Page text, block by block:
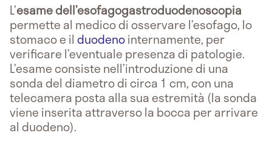
L’esamedell’esofagogastroduodenoscopia
permette al medico di osservare l’esofago, lo
stomaco e il duodenointernamente, per
verificare l’eventuale presenza di patologie.
L’esame consiste nell’introduzione di una
sonda del diametro di circa 1 cm, con una
telecamera posta alla sua estremità (la sonda
viene inserita attraverso la bocca per arrivare
al duodeno).